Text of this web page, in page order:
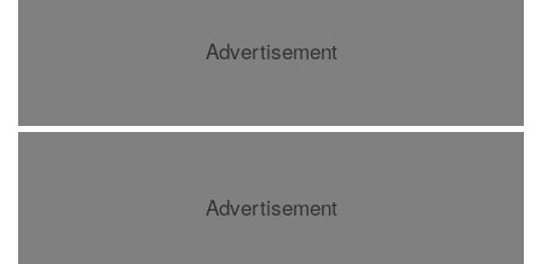
Advertisement
Advertisement